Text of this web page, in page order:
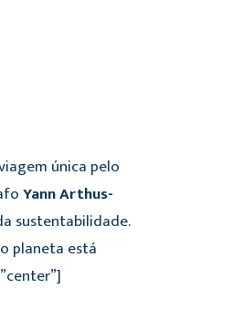
única pelo
Yann Arthus-
sustentabilidade.
planeta está